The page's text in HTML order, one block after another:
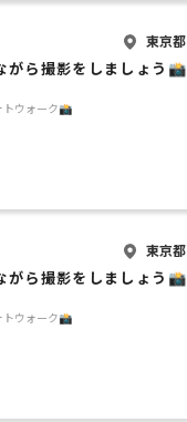
東京都
がら撮影をしましょう📸
トウォーク📸
東京都
がら撮影をしましょう📸
トウォーク📸